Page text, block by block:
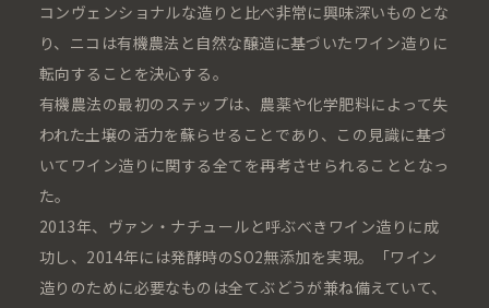
コンヴェンショナルな造りと比べ非常に興味深いものとな
り、ニコは有機農法と自然な醸造に基づいたワイン造りに
転向することを決心する。
有機農法の最初のステップは、農薬や化学肥料によって失
われた土壌の活力を蘇らせることであり、この見識に基づ
いてワイン造りに関する全てを再考させられることとなっ
た。
2013年、ヴァン・ナチュールと呼ぶべきワイン造りに成
功し、2014年には発酵時のSO2無添加を実現。「ワイン
造りのために必要なものは全てぶどうが兼ね備えていて、